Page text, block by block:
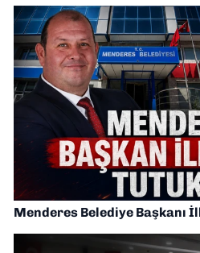
Menderes Belediye Başkanı